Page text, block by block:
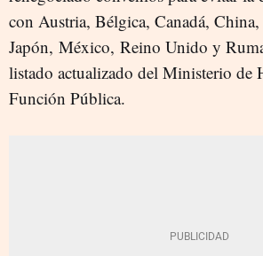
con Austria, Bélgica, Canadá,
Japón, México, Reino Unido y
listado actualizado del Ministerio de
Función Pública.